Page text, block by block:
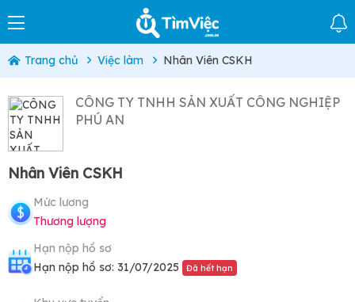
Trang chủ Việc làm Nhân Viên CSKH
CÔNG TY TNHH SẢN XUẤT CÔNG NGHIỆP
PHÚ AN
Nhân Viên CSKH
Mức lương
Thương lượng
Hạn nộp hồ sơ
Hạn nộp hồ sơ: 31/07/2025
Đã hết hạn